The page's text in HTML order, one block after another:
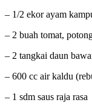
– 1/2 ekor ayam
– 2 buah tomat,
– 2 tangkai daun
– 600 cc air kaldu
– 1 sdm saus raja rasa